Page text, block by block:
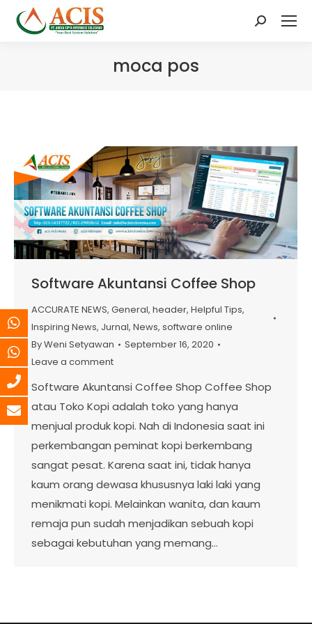
Search:
moca pos
Software Akuntansi Coffee Shop
ACCURATE NEWS, General, header, Helpful Tips,
Inspiring News, Jurnal, News, software online
ByWeni Setyawan
September 16, 2020
Leave a comment
Software Akuntansi Coffee Shop Coffee Shop
atau Toko Kopi adalah toko yang hanya
menjual produk kopi. Nah di Indonesia saat ini
perkembangan peminat kopi berkembang
sangat pesat. Karena saat ini, tidak hanya
kaum orang dewasa khususnya laki laki yang
menikmati kopi. Melainkan wanita, dan kaum
remaja pun sudah menjadikan sebuah kopi
sebagai kebutuhan yang memang…